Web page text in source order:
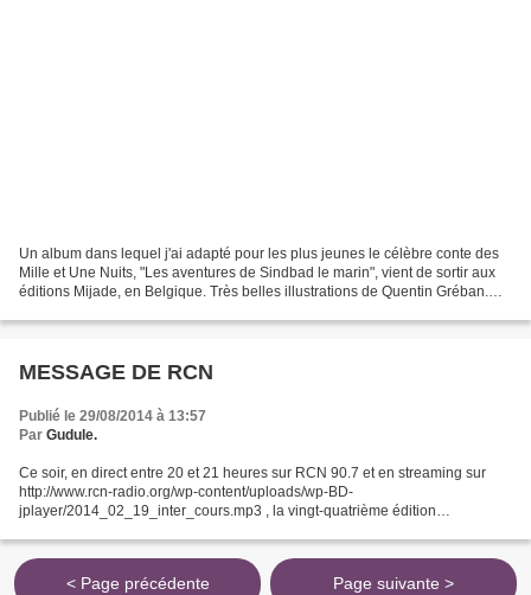
Un album dans lequel j'ai adapté pour les plus jeunes le célèbre conte des
Mille et Une Nuits, "Les aventures de Sindbad le marin", vient de sortir aux
éditions Mijade, en Belgique. Très belles illustrations de Quentin Gréban.
MESSAGE DE RCN
Publié le 29/08/2014 à 13:57
Par Gudule.
Ce soir, en direct entre 20 et 21 heures sur RCN 90.7 et en streaming sur
http://www.rcn-radio.org/wp-content/uploads/wp-BD-
jplayer/2014_02_19_inter_cours.mp3 , la vingt-quatrième édition
< Page précédente Page suivante >